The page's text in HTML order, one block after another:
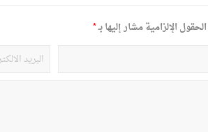
الحقول الإلزامية مشار إليها بـ*